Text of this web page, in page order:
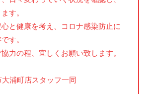
す。
と健康を考え、コロナ感染防止に
す。
力の程、宜しくお願い致します。
浦町店スタッフ一同